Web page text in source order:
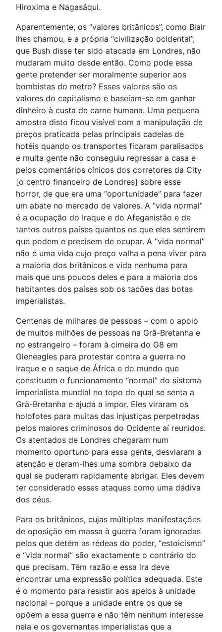
Hiroxima e Nagasáqui.
Aparentemente, os “valores britânicos”, como Blair
lhes chamou, e a própria “civilização ocidental”,
que Bush disse ter sido atacada em Londres, não
mudaram muito desde então. Como pode essa
gente pretender ser moralmente superior aos
bombistas do metro? Esses valores são os
valores do capitalismo e baseiam-se em ganhar
dinheiro à custa de carne humana. Uma pequena
amostra disto ficou visível com a manipulação de
preços praticada pelas principais cadeias de
hotéis quando os transportes ficaram paralisados
e muita gente não conseguiu regressar a casa e
pelos comentários cínicos dos corretores da City
[o centro financeiro de Londres] sobre esse
horror, de que era uma “oportunidade” para fazer
um abate no mercado de valores. A “vida normal”
é a ocupação do Iraque e do Afeganistão e de
tantos outros países quantos os que eles sentirem
que podem e precisem de ocupar. A “vida normal”
não é uma vida cujo preço valha a pena viver para
a maioria dos britânicos e vida nenhuma para
mais que uns poucos deles e para a maioria dos
habitantes dos países sob os tacões das botas
imperialistas.
Centenas de milhares de pessoas – com o apoio
de muitos milhões de pessoas na Grã-Bretanha e
no estrangeiro – foram à cimeira do G8 em
Gleneagles para protestar contra a guerra no
Iraque e o saque de África e do mundo que
constituem o funcionamento “normal” do sistema
imperialista mundial no topo do qual se senta a
Grã-Bretanha e ajuda a impor. Eles viraram os
holofotes para muitas das injustiças perpetradas
pelos maiores criminosos do Ocidente aí reunidos.
Os atentados de Londres chegaram num
momento oportuno para essa gente, desviaram a
atenção e deram-lhes uma sombra debaixo da
qual se puderam rapidamente abrigar. Eles devem
ter considerado esses ataques como uma dádiva
dos céus.
Para os britânicos, cujas múltiplas manifestações
de oposição em massa à guerra foram ignoradas
pelos que detém as rédeas do poder, “estoicismo”
e “vida normal” são exactamente o contrário do
que precisam. Têm razão e essa ira deve
encontrar uma expressão política adequada. Este
é o momento para resistir aos apelos à unidade
nacional – porque a unidade entre os que se
opõem a essa guerra e não têm nenhum interesse
nela e os governantes imperialistas que a